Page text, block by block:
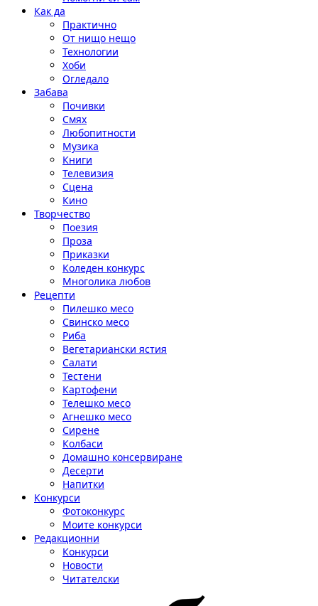
Как да
Практично
От нищо нещо
Технологии
Хоби
Огледало
Забава
Почивки
Смях
Любопитности
Музика
Книги
Телевизия
Сцена
Кино
Творчество
Поезия
Проза
Приказки
Коледен конкурс
Многолика любов
Рецепти
Пилешко месо
Свинско месо
Риба
Вегетариански ястия
Салати
Тестени
Картофени
Телешко месо
Агнешко месо
Сирене
Колбаси
Домашно консервиране
Десерти
Напитки
Конкурси
Фотоконкурс
Моите конкурси
Редакционни
Конкурси
Новости
Читателски